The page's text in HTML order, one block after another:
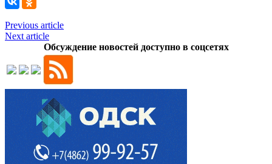
Previous article
Next article
Обсуждение новостей доступно в соцсетях